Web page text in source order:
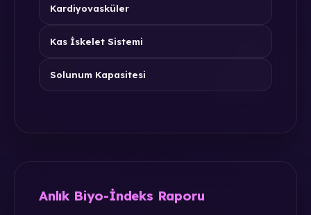
Kardiyovasküler
Kas İskelet Sistemi
Solunum Kapasitesi
Anlık Biyo-İndeks Raporu